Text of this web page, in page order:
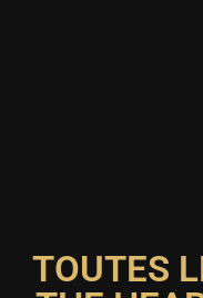
TOUTES